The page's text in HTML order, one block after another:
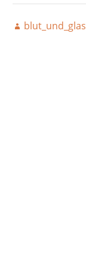
blut_und_glas